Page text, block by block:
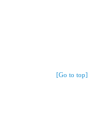
[Go to top]